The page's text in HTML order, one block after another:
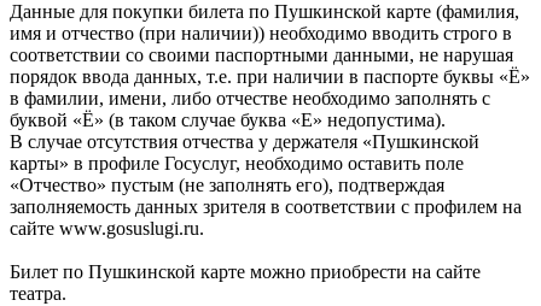
Данные для покупки билета по Пушкинской карте (фамилия,
имя и отчество (при наличии)) необходимо вводить строго в
соответствии со своими паспортными данными, не нарушая
порядок ввода данных, т.е. при наличии в паспорте буквы «Ё»
в фамилии, имени, либо отчестве необходимо заполнять с
буквой «Ё» (в таком случае буква «Е» недопустима).
В случае отсутствия отчества у держателя «Пушкинской
карты» в профиле Госуслуг, необходимо оставить поле
«Отчество» пустым (не заполнять его), подтверждая
заполняемость данных зрителя в соответствии с профилем на
сайте www.gosuslugi.ru.
Билет по Пушкинской карте можно приобрести на сайте
театра.